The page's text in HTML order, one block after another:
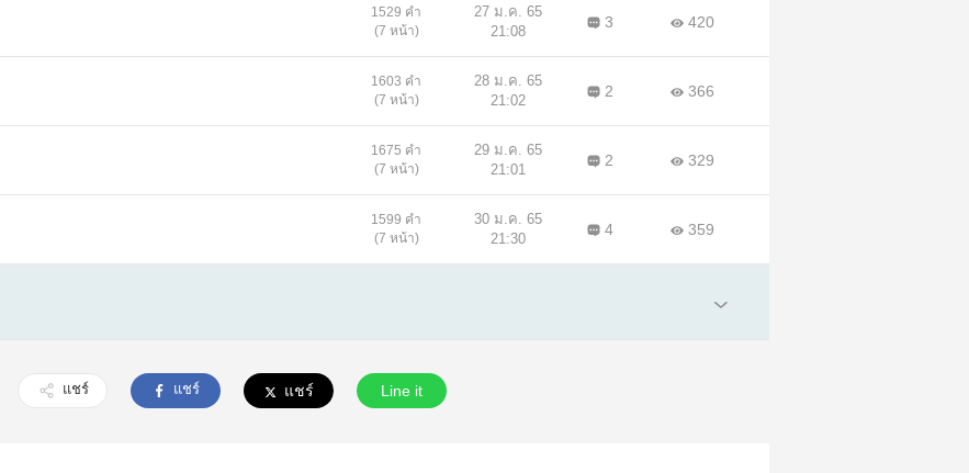
1529 คำ
(7 หน้า)
27 ม.ค. 65
21:08
3 420
1603 คำ
(7 หน้า)
28 ม.ค. 65
21:02
2 366
1675 คำ
(7 หน้า)
29 ม.ค. 65
21:01
2 329
1599 คำ
(7 หน้า)
30 ม.ค. 65
21:30
4 359
แชร์ แชร์ แชร์ Line it